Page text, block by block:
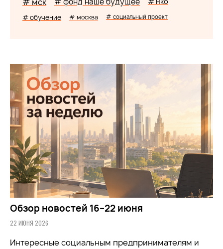
# обучение # москва # социальный проект
Обзор новостей 16–22 июня
22 ИЮНЯ 2026
Интересные социальным предпринимателям и